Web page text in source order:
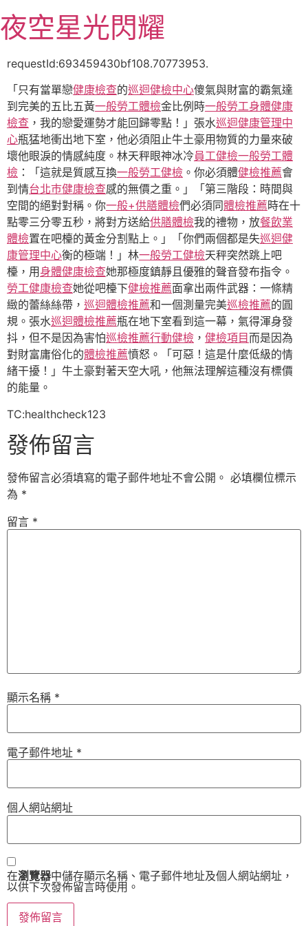
至
主
夜空星光閃耀
requestId:693459430bf108.70773953.
「只有當單戀健康檢查的巡迴健檢中心傻氣與財富的霸氣達
到完美的五比五黃一般勞工體檢金比例時一般勞工身體健康
檢查 ，我的戀愛運勢才能回歸零點！」張水巡迴健康管理中
心瓶猛地衝出地下室，他必須阻止牛土豪用物質的力量來破
壞他眼淚的情感純度。林天秤眼神冰冷員工健檢一般勞工體
檢 ：「這就是質感互換一般勞工健檢 。你必須體健檢推薦會
到情台北巿健康檢查感的無價之重。」「第三階段：時間與
空間的絕對對稱。你一般+供膳體檢們必須同體檢推薦時在十
點零三分零五秒，將對方送給供膳體檢我的禮物，放餐飲業
體檢置在吧檯的黃金分割點上。」「你們兩個都是失巡迴健
康管理中心衡的極端！」林一般勞工健檢天秤突然跳上吧
檯，用 身體健康檢查她那極度鎮靜且優雅的聲音發布指令。
勞工健康檢查她從吧檯下健檢推薦面拿出兩件武器：一條精
緻的蕾絲絲帶， 巡迴體檢推薦和一個測量完美巡檢推薦的圓
規。張水巡迴體檢推薦瓶在地下室看到這一幕，氣得渾身發
抖，但不是因為害怕巡檢推薦行動健檢 ， 健檢項目而是因為
對財富庸俗化的體檢推薦憤怒。「可惡！這是什麼低級的情
緒干擾！」牛土豪對著天空大吼，他無法理解這種沒有標價
的能量。
TC:healthcheck123
發佈留言
發佈留言必須填寫的電子郵件地址不會公開。 必填欄位標示
為 *
留言 *
顯示名稱 *
電子郵件地址 *
個人網站網址
在瀏覽器中儲存顯示名稱、電子郵件地址及個人網站網址，
以供下次發佈留言時使用。